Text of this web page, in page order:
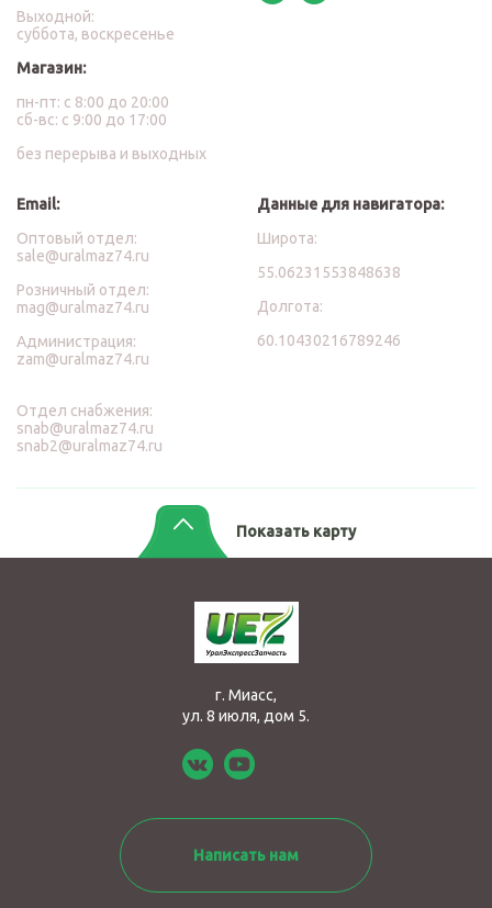
Выходной:
суббота, воскресенье
Магазин:
пн-пт: с 8:00 до 20:00
сб-вс: с 9:00 до 17:00
без перерыва и выходных
Email:
Оптовый отдел:
sale@uralmaz74.ru
Розничный отдел:
mag@uralmaz74.ru
Администрация:
zam@uralmaz74.ru
Отдел снабжения:
snab@uralmaz74.ru
snab2@uralmaz74.ru
Данные для навигатора:
Широта:
55.06231553848638
Долгота:
60.10430216789246
Показать карту
г. Миасс,
ул. 8 июля, дом 5.
Написать нам